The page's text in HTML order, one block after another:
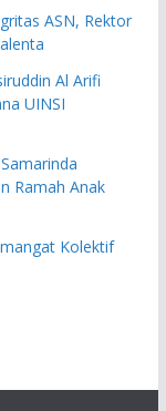
ASN, Rektor
Al Arifi
UINSI
Ramah Anak
Kolektif